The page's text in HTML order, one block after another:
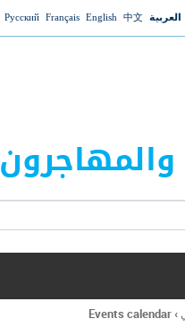
Jump to navigationالعربية 中文
English
Français
Русский
والمهاجرون
›
Events calendar